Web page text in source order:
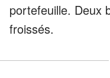
portefeuille. Deux
froissés.